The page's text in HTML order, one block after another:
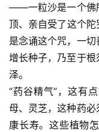
——一粒沙是一个佛
顶、亲自受了这个
是念诵这个咒，一切
增长种子，乃至于
泽。
“药谷精气”，这有
母、灵芝，这种药
康长寿。这些植物